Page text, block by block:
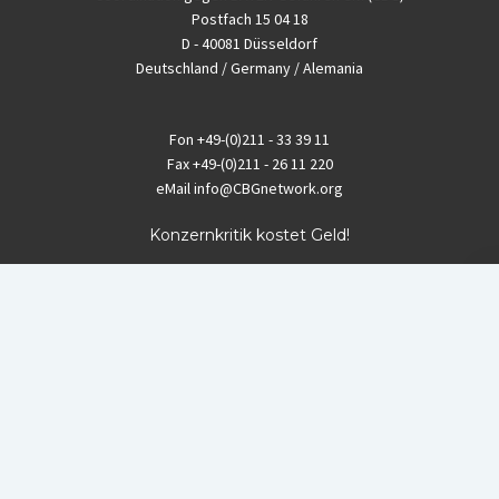
Postfach 15 04 18
D - 40081 Düsseldorf
Deutschland / Germany / Alemania
Fon +49-(0)211 - 33 39 11
Fax+49-(0)211 - 26 11 220
eMailinfo@CBGnetwork.org
Konzernkritik kostet Geld!